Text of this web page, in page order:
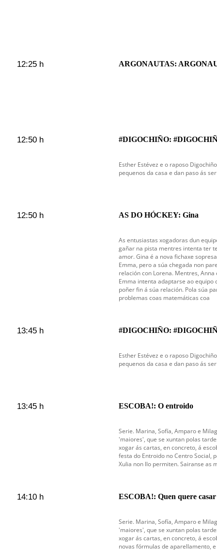
12:25 h ARGONAUTAS:
12:50 h #DIGOCHIÑO:
Esther Estévez e o raposo
pequenos da casa e dan paso ás
12:50 h AS DO HÓCKEY: Gina
As entusiastas xogadoras dun
gañar na pista mentres intenta ter
amor. Gina é a nova fichaxe
Emma, pero a súa chegada non
relación con Lorena. Mentres,
Emma intenta adaptarse ao equipo
poñer fin á súa relación. Pola súa
problemas coas matemáticas coa
13:45 h #DIGOCHIÑO:
Esther Estévez e o raposo
pequenos da casa e dan paso ás
13:45 h ESCOBA!: O entroido
Serie. Marina, Sofía, Amparo e
'maiores', que se xuntan polas
xogar ás cartas, en concreto, á
festa do Entroido no Centro Social,
Xulia non llo permiten. Sairanse as
14:10 h ESCOBA!: Quen quere casar
Serie. Marina, Sofía, Amparo e
'maiores', que se xuntan polas
xogar ás cartas, en concreto, á
novas fórmulas de aparellamento,